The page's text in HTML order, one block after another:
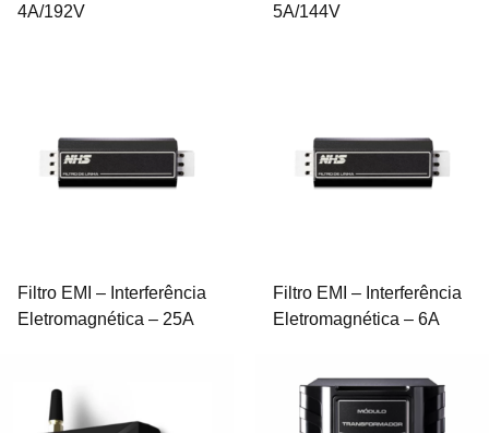
4A/192V
5A/144V
Filtro EMI – Interferência
Eletromagnética – 25A
Filtro EMI – Interferência
Eletromagnética – 6A